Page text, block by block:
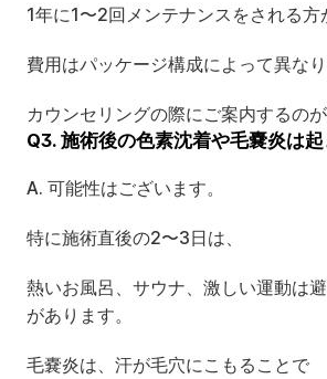
1年に1〜2回メンテナンスをされる方
費用はパッケージ構成によって異なり
カウンセリングの際にご案内するのが
Q3. 施術後の色素沈着や毛嚢炎は
A. 可能性はございます。
特に施術直後の2〜3日は、
熱いお風呂、サウナ、激しい運動は
があります。
毛嚢炎は、汗が毛穴にこもることで